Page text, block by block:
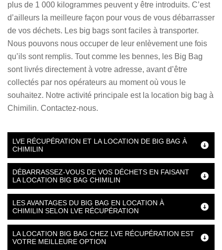
plus de 1 000 kilogrammes peuvent y être introduits. C’est
d’ailleurs la meilleure façon pour vous de vous débarrasser
de vos déchets. Les big bags sont faciles à transporter.
Nous pouvons nous occuper de leur enlèvement une fois
qu’ils sont remplis. Tout comme les bennes, les Big Bag
sont livrés directement à votre adresse, avant d’être
collectés par nos opérateurs au moment où vous le
souhaitez. Notre activité principale est la location big bag à
Chimilin. Contactez-nous.
LVE RÉCUPÉRATION ET LA LOCATION DE BIG BAG À
CHIMILIN
DÉBARRASSEZ-VOUS DE VOS DÉCHETS EN FAISANT
LA LOCATION BIG BAG CHIMILIN
LES AVANTAGES DU BIG BAG EN LOCATION À
CHIMILIN SELON LVE RÉCUPÉRATION
LA LOCATION BIG BAG CHEZ LVE RÉCUPÉRATION EST
VOTRE MEILLEURE OPTION